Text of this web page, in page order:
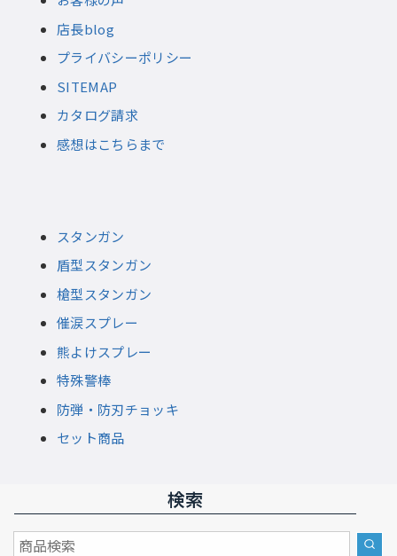
店長blog
プライバシーポリシー
SITEMAP
カタログ請求
感想はこちらまで
スタンガン
盾型スタンガン
槍型スタンガン
催涙スプレー
熊よけスプレー
特殊警棒
防弾・防刃チョッキ
セット商品
検索